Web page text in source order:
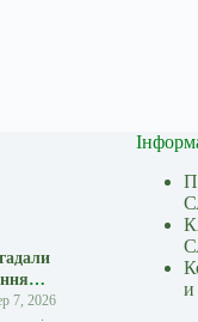
7, 2026
и